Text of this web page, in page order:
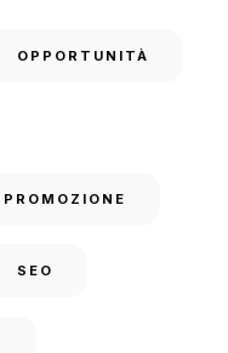
OPPORTUNITÀ
PROMOZIONE
SEO